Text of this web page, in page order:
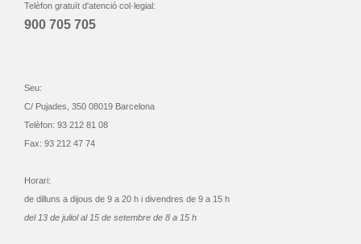
Telèfon gratuït d'atenció col·legial:
900 705 705
Seu:
C/ Pujades, 350 08019 Barcelona
Telèfon: 93 212 81 08
Fax: 93 212 47 74
Horari:
de dilluns a dijous de 9 a 20 h i divendres de 9 a 15 h
del 13 de juliol al 15 de setembre de 8 a 15 h